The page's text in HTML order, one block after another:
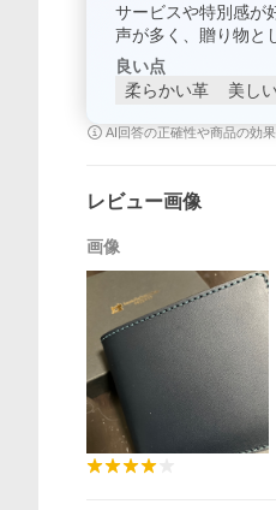
サービスや特別感が
声が多く、贈り物と
良い点
柔らかい革
美し
AI回答の正確性や商品の効
レビュー画像
画像